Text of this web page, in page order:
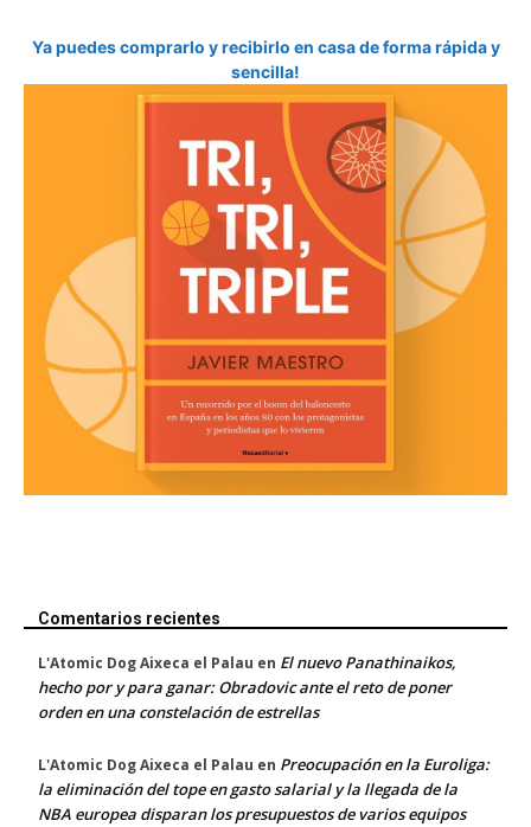
Ya puedes comprarlo y recibirlo en casa de forma rápida y
sencilla!
Comentarios recientes
L'Atomic Dog Aixeca el Palau en El nuevo Panathinaikos,
hecho por y para ganar: Obradovic ante el reto de poner
orden en una constelación de estrellas
L'Atomic Dog Aixeca el Palau en Preocupación en la Euroliga:
la eliminación del tope en gasto salarial y la llegada de la
NBA europea disparan los presupuestos de varios equipos